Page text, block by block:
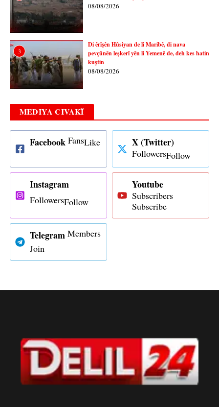
08/08/2026
3
Di êrîşên Hûsiyan de li Maribê, di nava
pevçûnên leşkerî yên li Yemenê de, deh kes hatin
kuştin
08/08/2026
MEDIYA CIVAKÎ
Facebook FansLike X (Twitter)
FollowersFollow
Instagram
FollowersFollow
Youtube
Subscribers
Subscribe
Telegram Members
Join